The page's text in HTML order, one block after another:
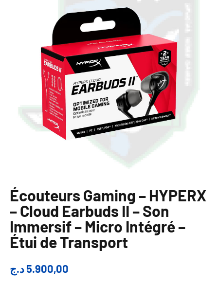
Écouteurs Gaming – HYPERX
– Cloud Earbuds II – Son
Immersif – Micro Intégré –
Étui de Transport
5.900,00د.ج